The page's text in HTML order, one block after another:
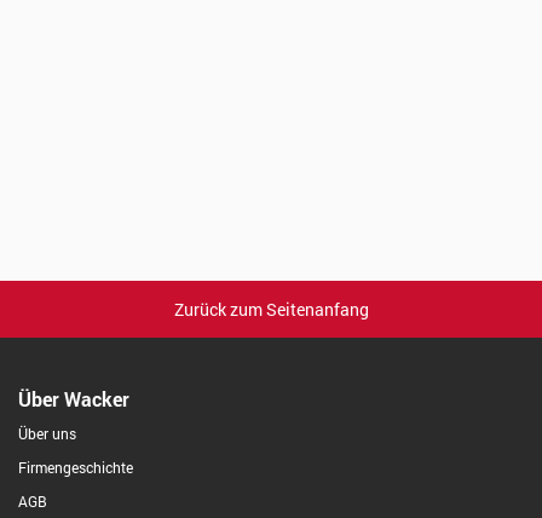
Zurück zum Seitenanfang
Über Wacker
Über uns
Firmengeschichte
AGB